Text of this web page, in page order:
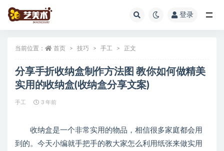
登录
当前位置： 首页 技巧 手工 正文
分享手折收纳盒制作方法图 教你如何做精美
实用的收纳盒(收纳盒分享文案)
手工 3 年前
收纳盒是一个非常实用的物品，相信很多家庭都会用
到的。今天小编就手把手的教大家怎么利用纸张来做实用